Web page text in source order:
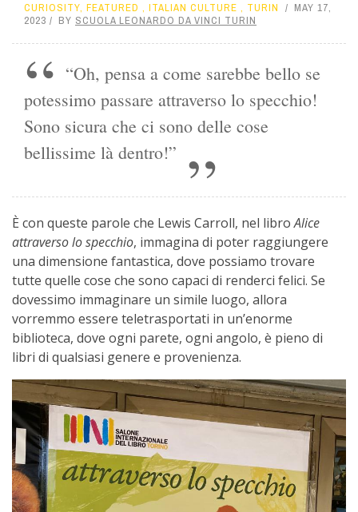
CURIOSITY, FEATURED , ITALIAN CULTURE , TURIN
MAY 17,
2023
BY SCUOLA LEONARDO DA VINCI TURIN
“Oh, pensa a come sarebbe bello se
potessimo passare attraverso lo specchio!
Sono sicura che ci sono delle cose
bellissime là dentro!”
È con queste parole che Lewis Carroll, nel libroAlice
attraverso lo specchio, immagina di poter raggiungere
una dimensione fantastica, dove possiamo trovare
tutte quelle cose che sono capaci di renderci felici. Se
dovessimo immaginare un simile luogo, allora
vorremmo essere teletrasportati in un’enorme
biblioteca, dove ogni parete, ogni angolo, è pieno di
libri di qualsiasi genere e provenienza.